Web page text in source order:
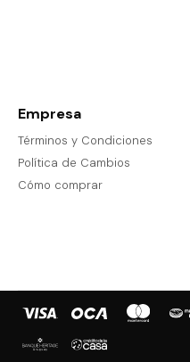
Empresa
Términos y Condiciones
Política de Cambios
Cómo comprar